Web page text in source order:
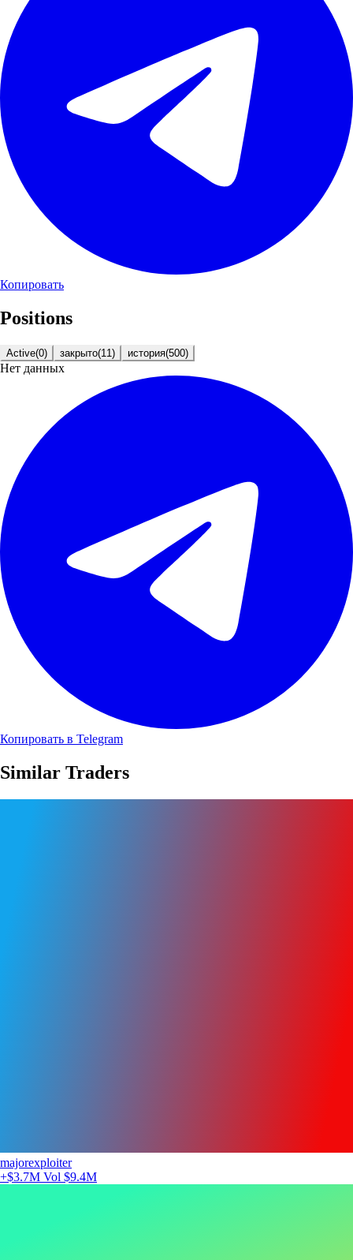
Копировать
Positions
Active(0) закрыто(11) история(500)
Нет данных
Копировать в Telegram
Similar Traders
majorexploiter
+$3.7M Vol $9.4M